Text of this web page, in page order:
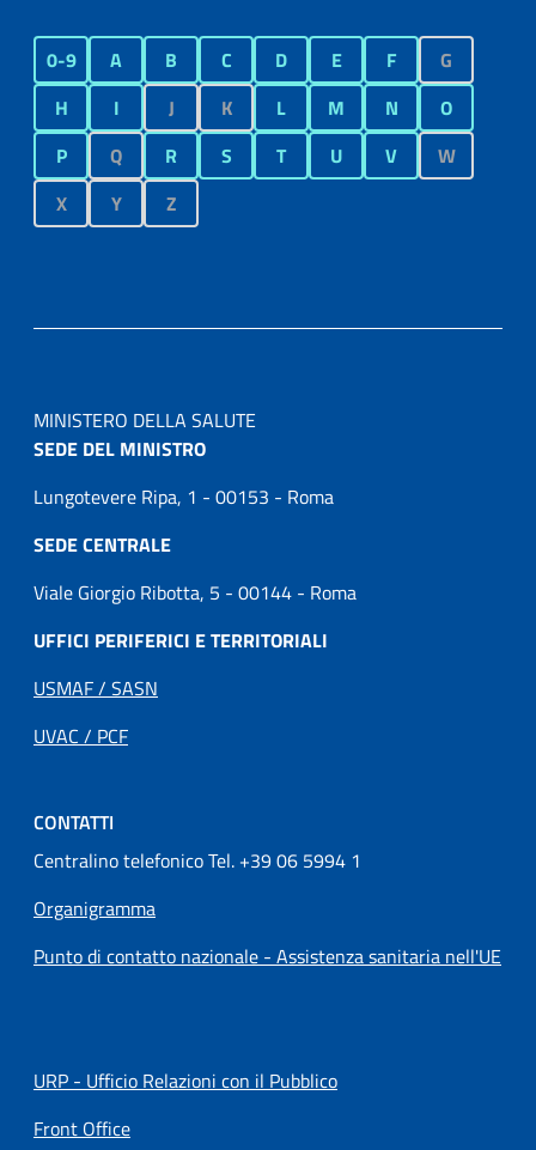
0-9 A B C D E F
G
H
I J K L M N
O
P
Q R S T U V
W
X
Y Z
MINISTERO DELLA SALUTE
SEDE DEL MINISTRO
Lungotevere Ripa, 1 - 00153 - Roma
SEDE CENTRALE
Viale Giorgio Ribotta, 5 - 00144 - Roma
UFFICI PERIFERICI E TERRITORIALI
USMAF / SASN
UVAC / PCF
CONTATTI
Centralino telefonico Tel. +39 06 5994 1
Organigramma
Punto di contatto nazionale - Assistenza sanitaria nell'UE
URP - Ufficio Relazioni con il Pubblico
Front Office